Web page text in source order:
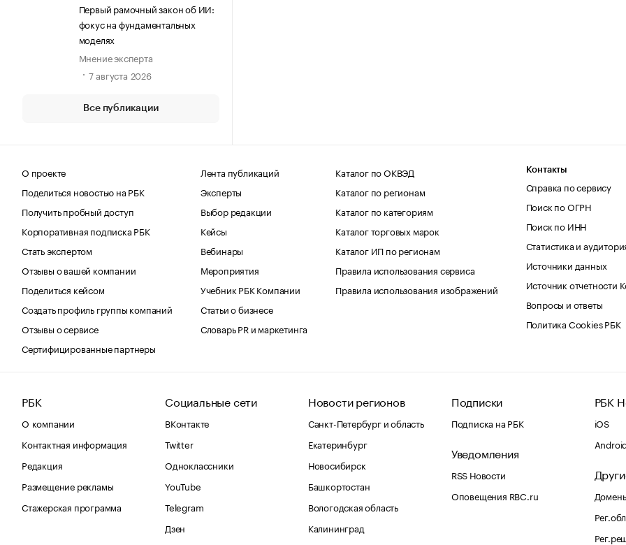
Первый рамочный закон об ИИ:
фокус на фундаментальных
моделях
Мнение эксперта
7 августа 2026
Все публикации
О проекте
Поделиться новостью на РБК
Получить пробный доступ
Корпоративная подписка РБК
Стать экспертом
Отзывы о вашей компании
Поделиться кейсом
Создать профиль группы компаний
Отзывы о сервисе
Сертифицированные партнеры
Лента публикаций
Эксперты
Выбор редакции
Кейсы
Вебинары
Мероприятия
Учебник РБК Компании
Статьи о бизнесе
Словарь PR и маркетинга
Каталог по ОКВЭД
Каталог по регионам
Каталог по категориям
Каталог торговых марок
Каталог ИП по регионам
Правила использования сервиса
Правила использования изображений
Контакты
Справка по сервису
Поиск по ОГРН
Поиск по ИНН
Статистика и
Источники данных
Источник отчетности
Вопросы и ответы
Политика Cookies РБК
РБК
О компании
Контактная информация
Редакция
Размещение рекламы
Стажерская программа
Социальные сети
ВКонтакте
Twitter
Одноклассники
YouTube
Telegram
Дзен
Новости регионов
Санкт-Петербург и область
Екатеринбург
Новосибирск
Башкортостан
Вологодская область
Калининград
Подписки
Подписка на РБК
Уведомления
RSS Новости
Оповещения RBC.ru
РБК
iOS